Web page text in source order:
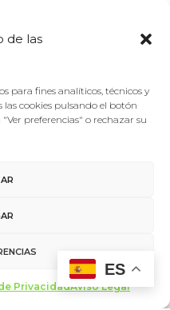
de las
para fines analíticos, técnicos y
cookies pulsando el botón
preferencias" o rechazar su
PrivacidadAviso Legal
ha colaborado con
o
sobre temas
ES